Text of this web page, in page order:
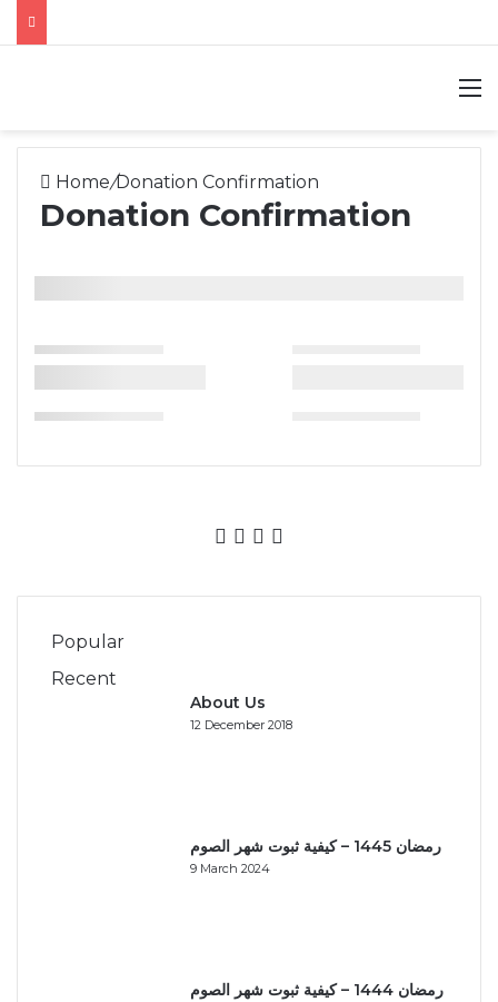
Home/Donation Confirmation
Donation Confirmation
Facebook
X YouTube
Popular
Recent
About Us
12 December 2018
رمضان 1445 – كيفية ثبوت شهر الصوم
9 March 2024
رمضان 1444 – كيفية ثبوت شهر الصوم